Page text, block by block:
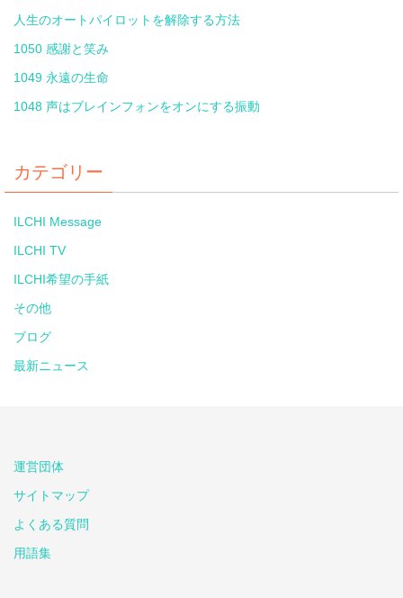
人生のオートパイロットを解除する方法
1050 感謝と笑み
1049 永遠の生命
1048 声はブレインフォンをオンにする振動
カテゴリー
ILCHI Message
ILCHI TV
ILCHI希望の手紙
その他
ブログ
最新ニュース
運営団体
サイトマップ
よくある質問
用語集